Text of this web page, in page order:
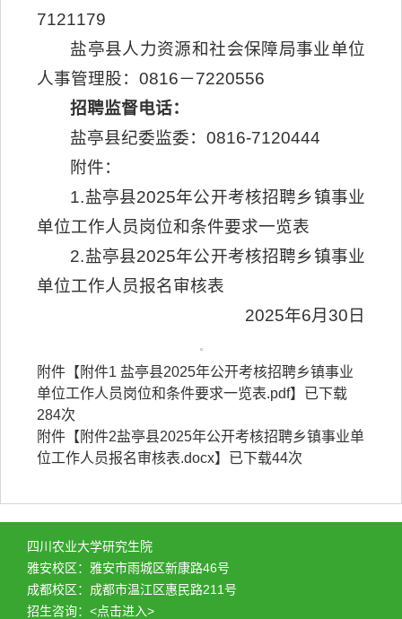
7121179
盐亭县人力资源和社会保障局事业单位
人事管理股：0816－7220556
招聘监督电话：
盐亭县纪委监委：0816-7120444
附件：
1.盐亭县2025年公开考核招聘乡镇事业
单位工作人员岗位和条件要求一览表
2.盐亭县2025年公开考核招聘乡镇事业
单位工作人员报名审核表
2025年6月30日
附件【 附件1 盐亭县2025年公开考核招聘乡镇事业
单位工作人员岗位和条件要求一览表.pdf】已下载
284次
附件【 附件2盐亭县2025年公开考核招聘乡镇事业单
位工作人员报名审核表.docx】已下载44次
四川农业大学研究生院
雅安校区：雅安市雨城区新康路46号
成都校区：成都市温江区惠民路211号
招生咨询： <点击进入>